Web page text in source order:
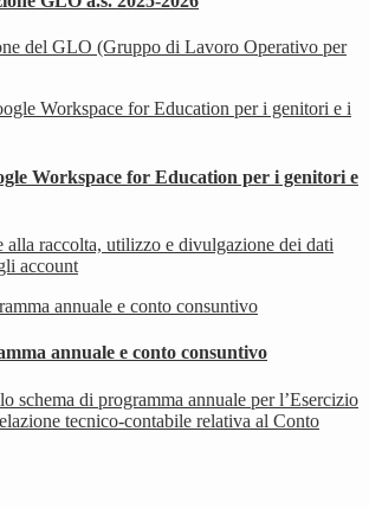
del GLO (Gruppo di Lavoro Operativo per
Workspace for Education per i genitori e
raccolta, utilizzo e divulgazione dei dati
account
annuale e conto consuntivo
schema di programma annuale per l’Esercizio
tecnico-contabile relativa al Conto